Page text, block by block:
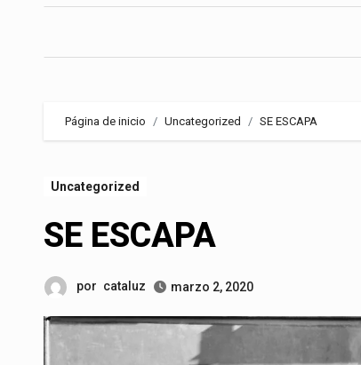
Página de inicio Uncategorized SE ESCAPA
Uncategorized
SE ESCAPA
por cataluz marzo 2, 2020